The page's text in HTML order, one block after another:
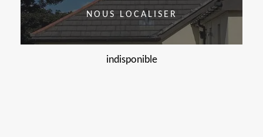
NOUS LOCALISER
indisponible